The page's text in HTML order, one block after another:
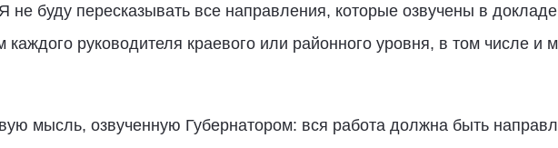
буду пересказывать все направления, которые озвучены в
руководителя краевого или районного уровня, в том числе и
мысль, озвученную Губернатором: вся работа должна быть